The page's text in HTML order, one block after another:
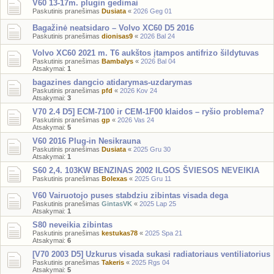
V60 13-17m. plugin gedimai
Paskutinis pranešimas Dusiata « 2026 Geg 01
Bagažinė neatsidaro – Volvo XC60 D5 2016
Paskutinis pranešimas dionisas9 « 2026 Bal 24
Volvo XC60 2021 m. T6 aukštos įtampos antifrizo šildytuvas
Paskutinis pranešimas Bambalys « 2026 Bal 04
Atsakymai: 1
bagazines dangcio atidarymas-uzdarymas
Paskutinis pranešimas pfd « 2026 Kov 24
Atsakymai: 3
V70 2.4 D5] ECM-7100 ir CEM-1F00 klaidos – ryšio problema?
Paskutinis pranešimas gp « 2026 Vas 24
Atsakymai: 5
V60 2016 Plug-in Nesikrauna
Paskutinis pranešimas Dusiata « 2025 Gru 30
Atsakymai: 1
S60 2,4. 103KW BENZINAS 2002 ILGOS ŠVIESOS NEVEIKIA
Paskutinis pranešimas Bolexas « 2025 Gru 11
V60 Vairuotojo puses stabdziu zibintas visada dega
Paskutinis pranešimas GintasVK « 2025 Lap 25
Atsakymai: 1
S80 neveikia zibintas
Paskutinis pranešimas kestukas78 « 2025 Spa 21
Atsakymai: 6
[V70 2003 D5] Uzkurus visada sukasi radiatoriaus ventiliatorius
Paskutinis pranešimas Takeris « 2025 Rgs 04
Atsakymai: 5